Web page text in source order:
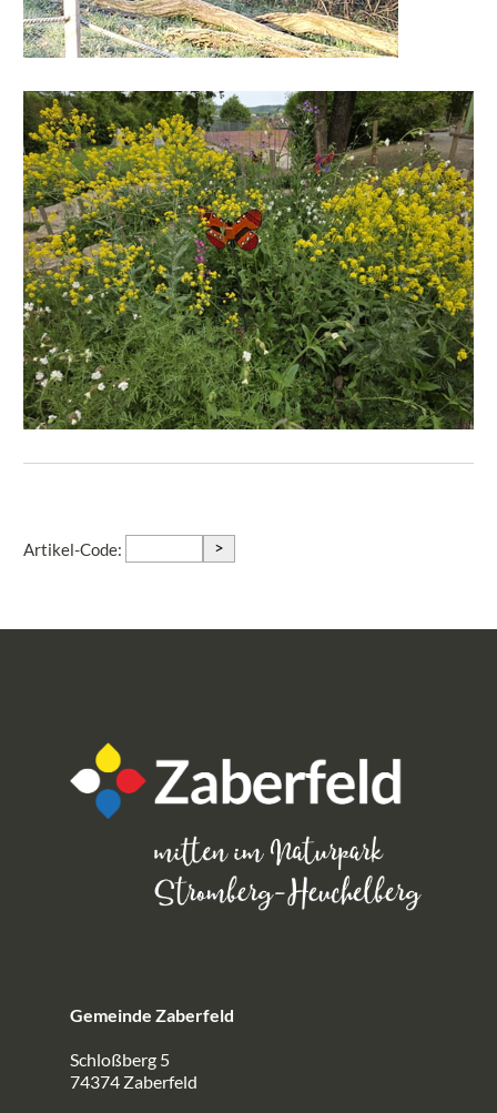
Artikel-Code: >
Gemeinde Zaberfeld
Schloßberg 5
74374 Zaberfeld